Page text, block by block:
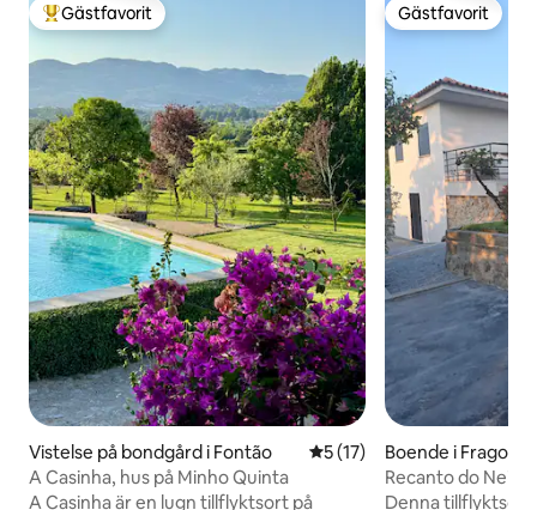
Populär gästfavorit
Gästfavorit
Vistelse på bondgård i Fontão 5 av 5 i genomsnittligt
5 (17)
A Casinha, hus på Minho Quinta
A Casinha är en lugn tillflyktsort på
Gästfavorit
Gästfavorit
Boende i Fragoso
Recanto do Neiva
Denna